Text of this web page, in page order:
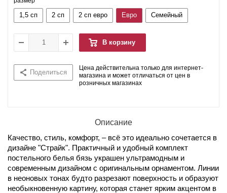
1,5 сп 2 сп 2 сп евро Евро Семейный
В корзину
Поделиться
Цена действительна только для интернет-
магазина и может отличаться от цен в
розничных магазинах
Описание
Качество, стиль, комфорт, – всё это идеально сочетается в
дизайне "Страйк". Практичный и удобный комплект
постельного белья бязь украшен ультрамодным и
современным дизайном с оригинальным орнаментом. Линии
в неоновых тонах будто разрезают поверхность и образуют
необыкновенную картину, которая станет ярким акцентом в